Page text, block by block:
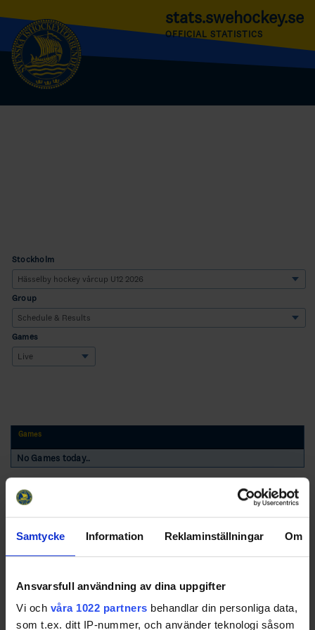
Samtycke Information Reklaminställningar Om
Ansvarsfull användning av dina uppgifter
Vi och våra 1022 partners behandlar din personliga data,
som t.ex. ditt IP-nummer, och använder teknologi såsom
stats.swehockey.se
OFFICIAL STATISTICS
Stockholm
Group
Games
Games
No Games today..
Swehockey – Svenska Ishockeyförbundets officiella app
Swehockey ger dig tillgång till nyheter, livebevakning